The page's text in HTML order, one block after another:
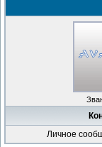
Личное